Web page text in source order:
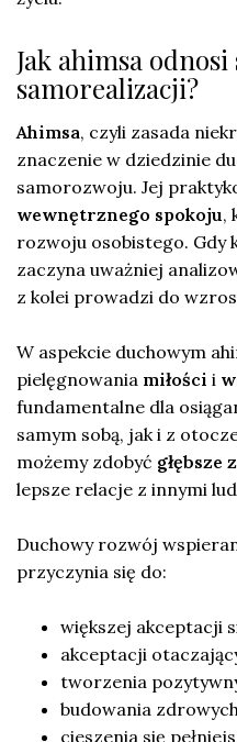
Jak ahimsa
samorealizacji?
Ahimsa, czyli zasada
znaczenie w dziedzinie
samorozwoju. Jej
wewnętrznego spokoju,
rozwoju osobistego. Gdy
zaczyna uważniej
z kolei prowadzi do
W aspekcie duchowym
pielęgnowania miłości i
fundamentalne dla
samym sobą, jak i z
możemy zdobyć głębsze
lepsze relacje z innymi
Duchowy rozwój
przyczynia się do:
większej akceptacji
akceptacji
tworzenia
budowania
cieszenia się